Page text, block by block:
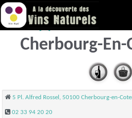
Cave de
Cherbourg-
5 Pl. Alfred Rossel, 50100 Cherbourg-en-
02 33 94 20 20